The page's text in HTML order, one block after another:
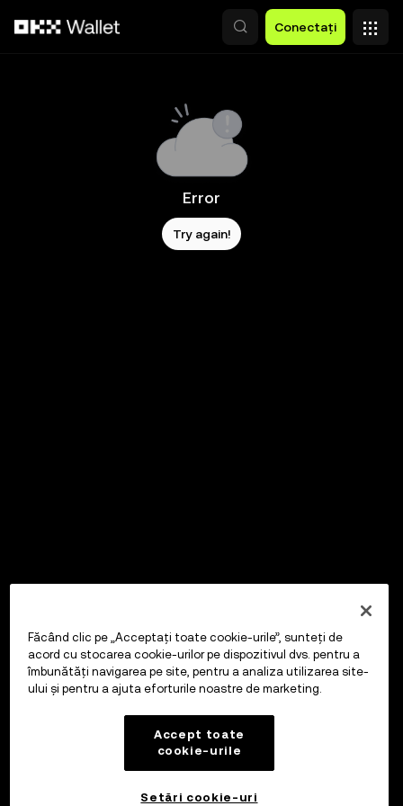
Conectați
Error
Try again!
Făcând clic pe „Acceptați toate cookie-urile”, sunteți de
acord cu stocarea cookie-urilor pe dispozitivul dvs. pentru a
îmbunătăți navigarea pe site, pentru a analiza utilizarea site-
ului și pentru a ajuta eforturile noastre de marketing.
Accept toate
cookie-urile
Setări cookie-uri